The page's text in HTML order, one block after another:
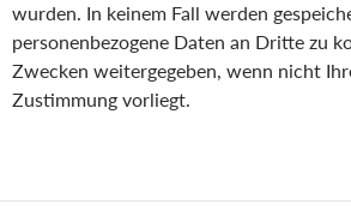
wurden. In keinem Fall werden
personenbezogene Daten an Dritte zu
Zwecken weitergegeben, wenn nicht
Zustimmung vorliegt.